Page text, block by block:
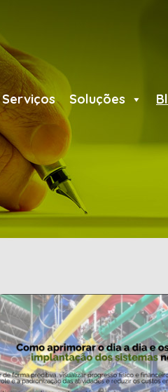
Serviços Soluções